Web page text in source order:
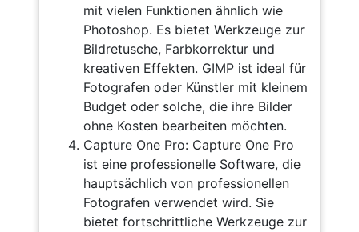
mit vielen Funktionen ähnlich wie
Photoshop. Es bietet Werkzeuge zur
Bildretusche, Farbkorrektur und
kreativen Effekten. GIMP ist ideal für
Fotografen oder Künstler mit kleinem
Budget oder solche, die ihre Bilder
ohne Kosten bearbeiten möchten.
Capture One Pro: Capture One Pro
ist eine professionelle Software, die
hauptsächlich von professionellen
Fotografen verwendet wird. Sie
bietet fortschrittliche Werkzeuge zur